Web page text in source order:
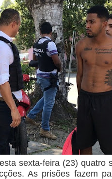
sexta-feira (23) quatro
As prisões fazem